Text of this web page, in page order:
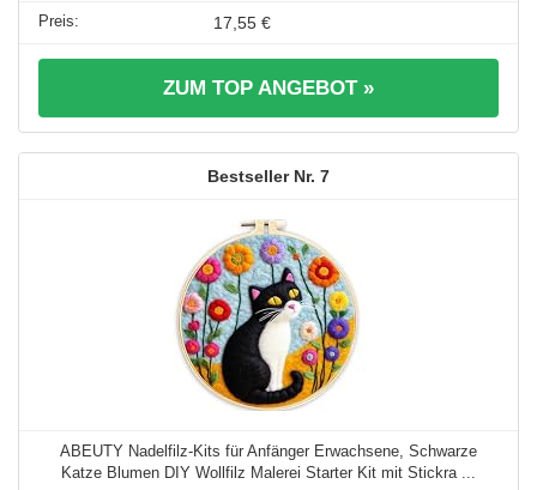
17,55 €
ZUM TOP ANGEBOT »
7
ABEUTY Nadelfilz-Kits für Anfänger Erwachsene, Schwarze
Katze Blumen DIY Wollfilz Malerei Starter Kit mit Stickra ...